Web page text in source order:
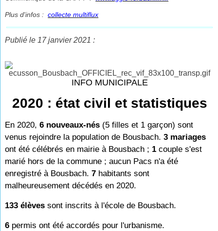
Plus d'infos :collecte multiflux
Publié le 17 janvier 2021 :
INFO MUNICIPALE
2020 : état civil et statistiques
En 2020,6 nouveaux-nés (5 filles et 1 garçon) sont
venus rejoindre la population de Bousbach.3 mariages
ont été célébrés en mairie à Bousbach ; 1 couple s'est
marié hors de la commune ; aucun Pacs n'a été
enregistré à Bousbach.7 habitants sont
malheureusement décédés en 2020.
133 élèves sont inscrits à l'école de Bousbach.
6 permis ont été accordés pour l'urbanisme.